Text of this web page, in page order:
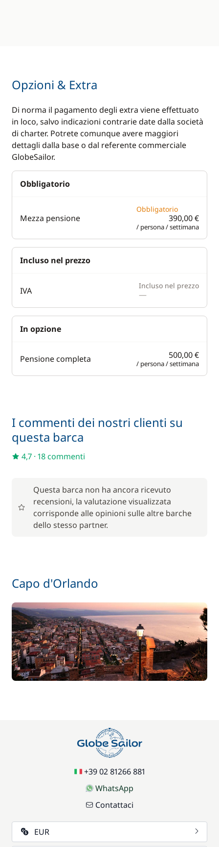
Deck hand shower
Safety Net
Tendalino
Lavapanni
Riscaldamento
Watermaker
Opzioni & Extra
Di norma il pagamento degli extra viene effettuato
in loco, salvo indicazioni contrarie date dalla società
di charter. Potrete comunque avere maggiori
dettagli dalla base o dal referente commerciale
GlobeSailor.
Obbligatorio
Mezza pensione
Obbligatorio
390,00 €
/ persona / settimana
Incluso nel prezzo
IVA Incluso nel prezzo
—
In opzione
Pensione completa 500,00 €
/ persona / settimana
I commenti dei nostri clienti su
questa barca
4,7 · 18 commenti
Questa barca non ha ancora ricevuto
recensioni, la valutazione visualizzata
corrisponde alle opinioni sulle altre barche
dello stesso partner.
Capo d'Orlando
+39 02 81266 881
WhatsApp
Contattaci
EUR